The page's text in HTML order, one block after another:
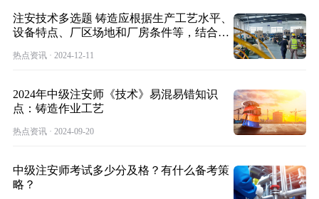
注安技术多选题 铸造应根据生产工艺水平、
设备特点、厂区场地和厂房条件等，结合防
热点资讯 · 2024-12-11
2024年中级注安师《技术》易混易错知识
点：铸造作业工艺
热点资讯 · 2024-09-20
中级注安师考试多少分及格？有什么备考策
略？